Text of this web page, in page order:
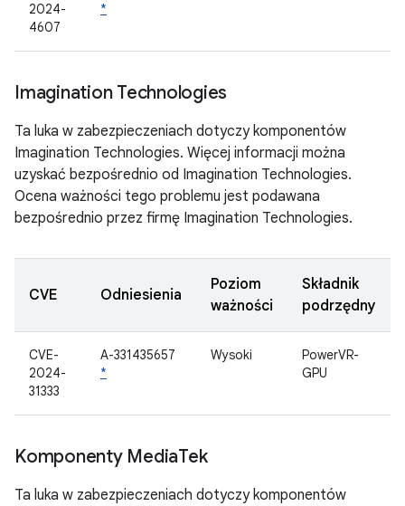
2024-
4607
*
Imagination Technologies
Ta luka w zabezpieczeniach dotyczy komponentów
Imagination Technologies. Więcej informacji można
uzyskać bezpośrednio od Imagination Technologies.
Ocena ważności tego problemu jest podawana
bezpośrednio przez firmę Imagination Technologies.
CVE Odniesienia
Poziom
ważności
Składnik
podrzędny
CVE-
2024-
31333
A-331435657
*
Wysoki
PowerVR-
GPU
Komponenty MediaTek
Ta luka w zabezpieczeniach dotyczy komponentów